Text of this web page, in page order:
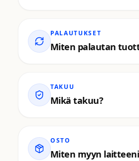
PALAUTUKSET
Miten palautan
TAKUU
Mikä takuu?
OSTO
Miten myyn